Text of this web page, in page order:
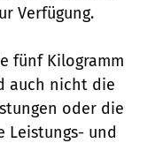
Verfügung.
fünf Kilogramm
auch nicht die
oder die
Leistungs- und